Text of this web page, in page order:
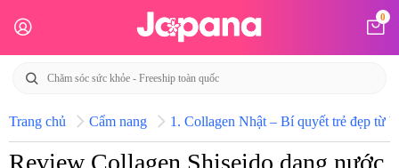
0
Trang chủ Cẩm nang 1. Collagen Nhật – Bí quyết trẻ đẹp từ
Review Collagen Shiseido dạng nước